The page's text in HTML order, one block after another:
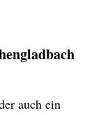
auch ein